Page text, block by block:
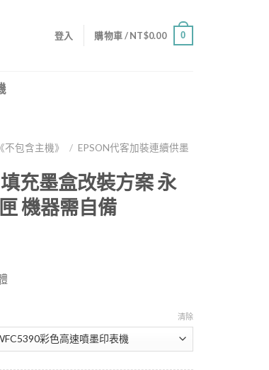
登入 購物車 /NT$0.00 0
包含主機》 / EPSON代客加裝連續供墨
充墨盒改裝方案 永
機器需自備
清除